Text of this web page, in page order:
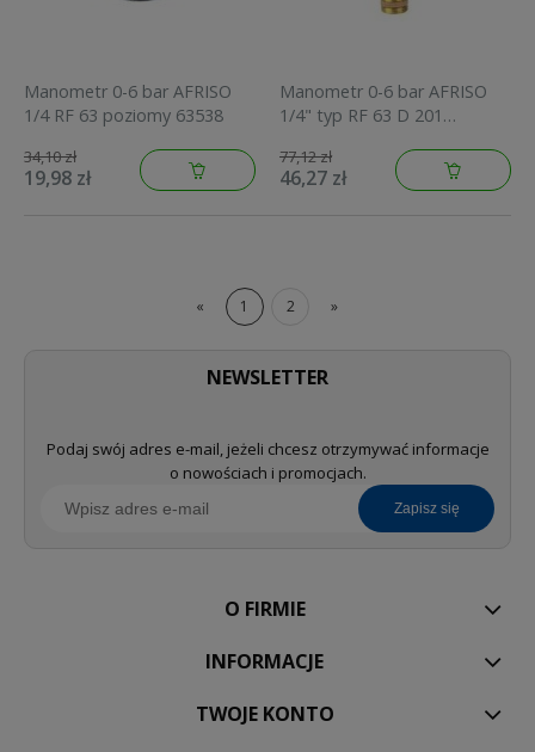
Manometr 0-6 bar AFRISO
1/4 RF 63 poziomy 63538
34,10 zł
19,98 zł
Manometr 0-6 bar AFRISO
1/4" typ RF 63 D 201
85114201
77,12 zł
46,27 zł
« 1 2 »
NEWSLETTER
Podaj swój adres e-mail, jeżeli chcesz otrzymywać informacje
o nowościach i promocjach.
zapisz się
O FIRMIE
INFORMACJE
TWOJE KONTO